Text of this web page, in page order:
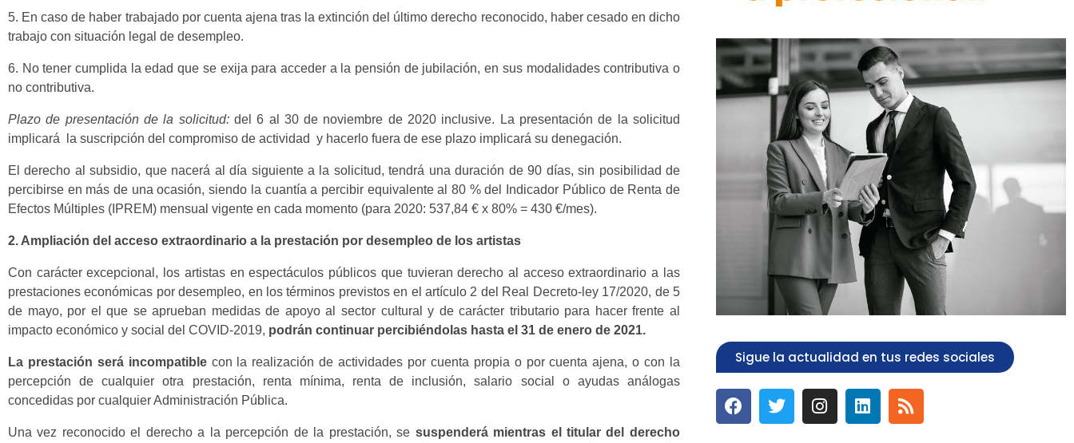
5. En caso de haber trabajado por cuenta ajena tras la extinción del último derecho reconocido, haber cesado en dicho
trabajo con situación legal de desempleo.
6. No tener cumplida la edad que se exija para acceder a la pensión de jubilación, en sus modalidades contributiva o
no contributiva.
Plazo de presentación de la solicitud:del 6 al 30 de noviembre de 2020 inclusive. La presentación de la solicitud
implicará la suscripción del compromiso de actividad y hacerlo fuera de ese plazo implicará su denegación.
El derecho al subsidio, que nacerá al día siguiente a la solicitud, tendrá una duración de 90 días, sin posibilidad de
percibirse en más de una ocasión, siendo la cuantía a percibir equivalente al 80 % del Indicador Público de Renta de
Efectos Múltiples (IPREM) mensual vigente en cada momento (para 2020: 537,84 € x 80% = 430 €/mes).
2. Ampliación del acceso extraordinario a la prestación por desempleo de los artistas
Con carácter excepcional, los artistas en espectáculos públicos que tuvieran derecho al acceso extraordinario a las
prestaciones económicas por desempleo, en los términos previstos en el artículo 2 del Real Decreto-ley 17/2020, de 5
de mayo, por el que se aprueban medidas de apoyo al sector cultural y de carácter tributario para hacer frente al
impacto económico y social del COVID-2019, podrán continuar percibiéndolas hasta el 31 de enero de 2021.
La prestación será incompatible con la realización de actividades por cuenta propia o por cuenta ajena, o con la
percepción de cualquier otra prestación, renta mínima, renta de inclusión, salario social o ayudas análogas
concedidas por cualquier Administración Pública.
Una vez reconocido el derecho a la percepción de la prestación, se suspenderá mientras el titular del derecho
Sigue la actualidad en tus redes sociales